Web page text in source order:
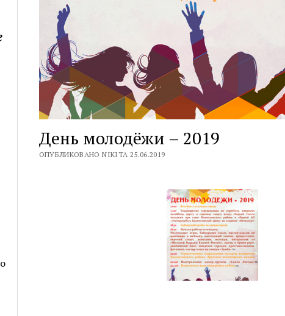
День молодёжи – 2019
ОПУБЛИКОВАНО NIKITA 25.06.2019